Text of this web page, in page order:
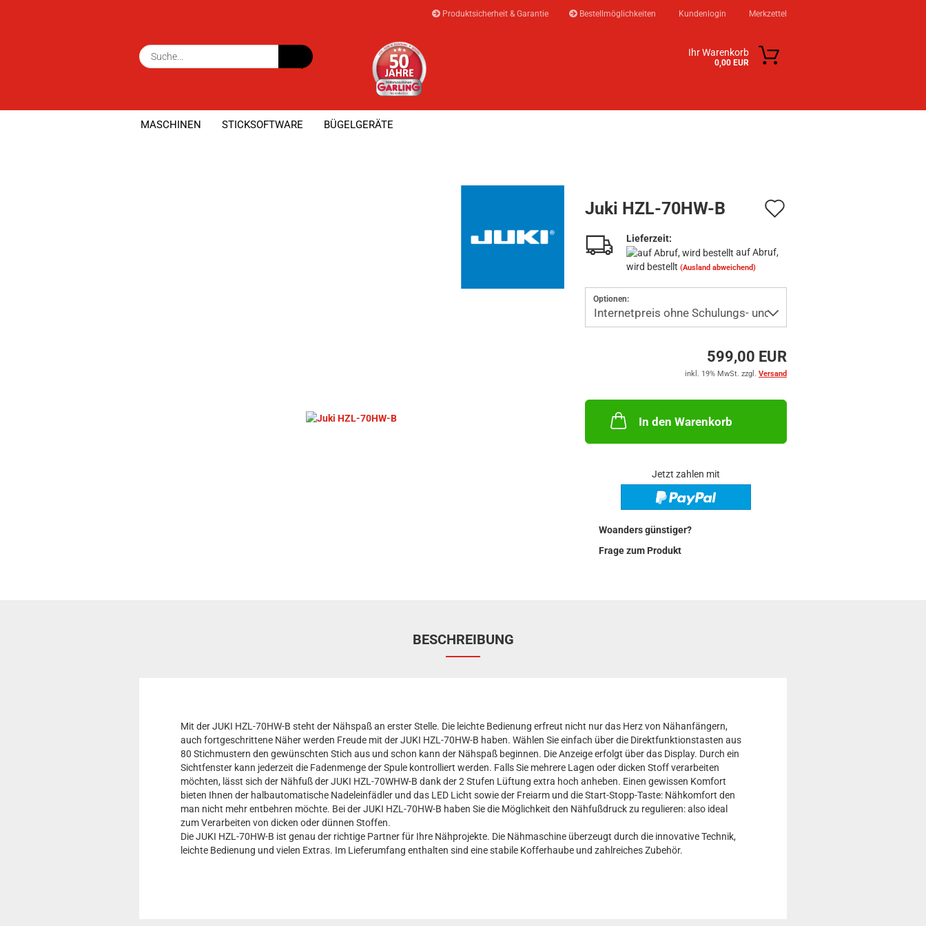
Produktsicherheit & Garantie Bestellmöglichkeiten Kundenlogin
Konto erstellen
Passwort vergessen?
Merkzettel
Suche... Ihr Warenkorb
0,00 EUR
MASCHINEN STICKSOFTWARE BÜGELGERÄTE
Juki HZL-70HW-B
Lieferzeit:
auf Abruf,
wird bestellt (Ausland abweichend)
Optionen:
599,00 EUR
inkl. 19% MwSt. zzgl. Versand
In den Warenkorb
Jetzt zahlen mit
Woanders günstiger?
Frage zum Produkt
BESCHREIBUNG
Mit der JUKI HZL-70HW-B steht der Nähspaß an erster Stelle. Die leichte Bedienung erfreut nicht nur das Herz von Nähanfängern,
auch fortgeschrittene Näher werden Freude mit der JUKI HZL-70HW-B haben. Wählen Sie einfach über die Direktfunktionstasten aus
80 Stichmustern den gewünschten Stich aus und schon kann der Nähspaß beginnen. Die Anzeige erfolgt über das Display. Durch ein
Sichtfenster kann jederzeit die Fadenmenge der Spule kontrolliert werden. Falls Sie mehrere Lagen oder dicken Stoff verarbeiten
möchten, lässt sich der Nähfuß der JUKI HZL-70WHW-B dank der 2 Stufen Lüftung extra hoch anheben. Einen gewissen Komfort
bieten Ihnen der halbautomatische Nadeleinfädler und das LED Licht sowie der Freiarm und die Start-Stopp-Taste: Nähkomfort den
man nicht mehr entbehren möchte. Bei der JUKI HZL-70HW-B haben Sie die Möglichkeit den Nähfußdruck zu regulieren: also ideal
zum Verarbeiten von dicken oder dünnen Stoffen.
Die JUKI HZL-70HW-B ist genau der richtige Partner für Ihre Nähprojekte. Die Nähmaschine überzeugt durch die innovative Technik,
leichte Bedienung und vielen Extras. Im Lieferumfang enthalten sind eine stabile Kofferhaube und zahlreiches Zubehör.